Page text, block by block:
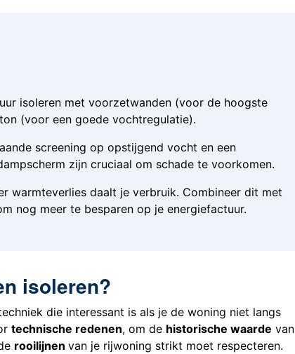
isoleren met voorzetwanden (voor de hoogste
(voor een goede vochtregulatie).
screening op opstijgend vocht en een
zijn cruciaal om schade te voorkomen.
warmteverlies daalt je verbruik. Combineer dit met
nog meer te besparen op je energiefactuur.
isoleren?
die interessant is als je de woning niet langs
technische redenen, om de historische waarde van
rooilijnenvan je rijwoning strikt moet respecteren.